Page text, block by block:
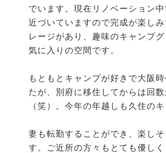
でいます。現在リノベーション
近づいていますので完成が楽し
レージがあり、趣味のキャンプ
気に入りの空間です。
もともとキャンプが好きで大阪
たが、別府に移住してからは回
（笑）。今年の年越しも久住の
妻も転勤することができ、楽し
す。ご近所の方々もとても優し